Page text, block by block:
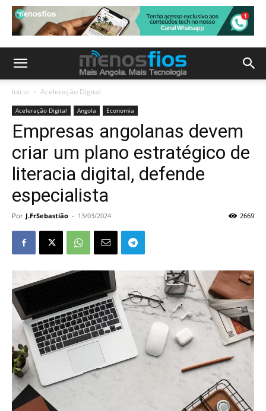
Início Aceleração Digital
Aceleração Digital Angola Economia
Empresas angolanas devem
criar um plano estratégico de
literacia digital, defende
especialista
Por J.FrSebastião - 13/03/2024 2669